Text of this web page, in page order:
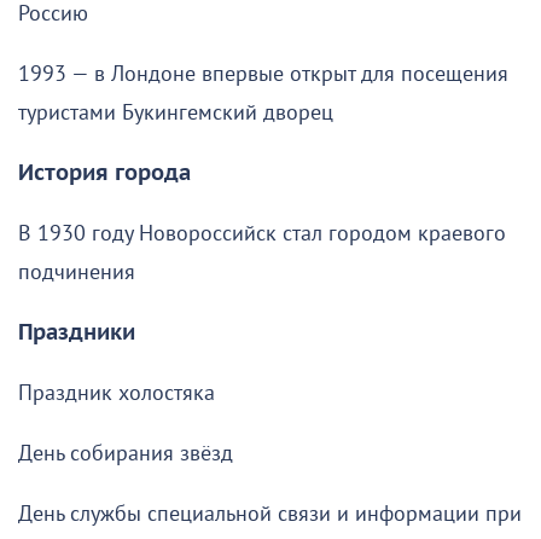
Россию
1993 — в Лондоне впервые открыт для посещения
туристами Букингемский дворец
История города
В 1930 году Новороссийск стал городом краевого
подчинения
Праздники
Праздник холостяка
День собирания звёзд
День службы специальной связи и информации при